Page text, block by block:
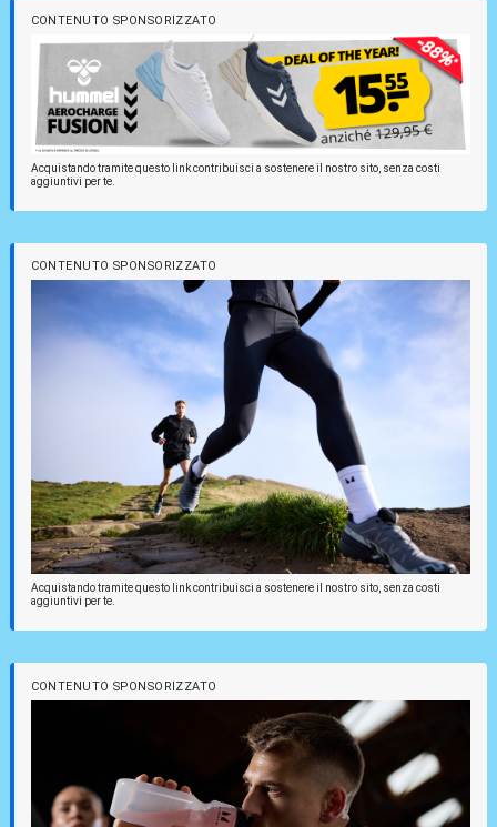
CONTENUTO SPONSORIZZATO
Acquistando tramite questo link contribuisci a sostenere il nostro sito, senza costi
aggiuntivi per te.
CONTENUTO SPONSORIZZATO
Acquistando tramite questo link contribuisci a sostenere il nostro sito, senza costi
aggiuntivi per te.
CONTENUTO SPONSORIZZATO